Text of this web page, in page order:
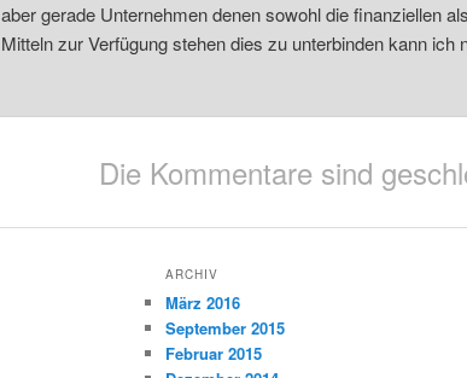
aber gerade Unternehmen denen sowohl die finanziellen
Mitteln zur Verfügung stehen dies zu unterbinden kann
Die Kommentare sind
ARCHIV
März 2016
September 2015
Februar 2015